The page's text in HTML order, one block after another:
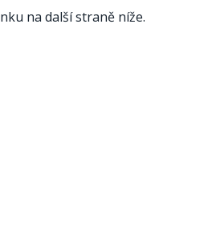
na další straně níže.